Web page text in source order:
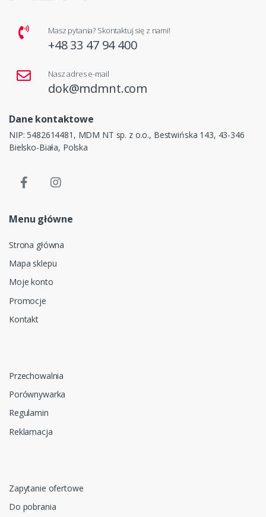
Masz pytania? Skontaktuj się z nami!
+48 33 47 94 400
Nasz adres e-mail
dok@mdmnt.com
Dane kontaktowe
NIP: 5482614481, MDM NT sp. z o.o., Bestwińska 143, 43-346
Bielsko-Biała, Polska
Menu główne
Strona główna
Mapa sklepu
Moje konto
Promocje
Kontakt
Przechowalnia
Porównywarka
Regulamin
Reklamacja
Zapytanie ofertowe
Do pobrania